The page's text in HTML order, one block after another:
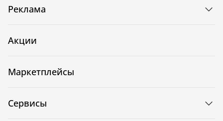
Реклама
Акции
Маркетплейсы
Сервисы